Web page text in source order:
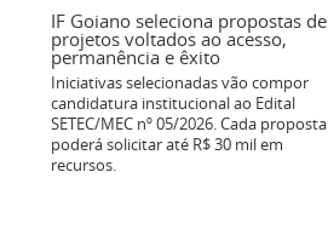
IF Goiano seleciona propostas de
projetos voltados ao acesso,
permanência e êxito
Iniciativas selecionadas vão compor
candidatura institucional ao Edital
SETEC/MEC nº 05/2026. Cada proposta
poderá solicitar até R$ 30 mil em
recursos.